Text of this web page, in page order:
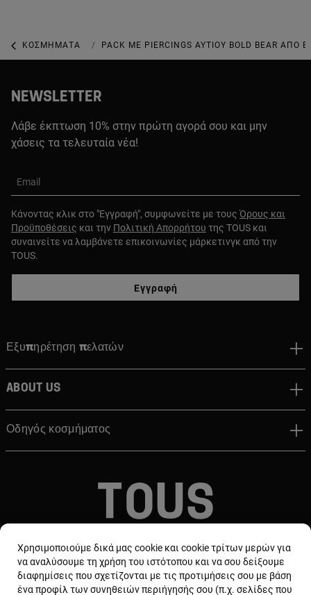
ΚΟΣΜΉΜΑΤΑ ΕΠΙΣΜΑΛΤΩΜΈΝΑ ΚΟΣΜΉΜΑΤΑ
PACK ΜΕ PIERCINGS ΑΥΤΙΟΎ BOLD BEAR
NEWSLETTER
Λάβε έκπτωση 10% στην πρώτη αγορά σου και μην
χάσεις τα τελευταία νέα!
Email
Κάνοντας κλικ στο "Εγγραφή", συμφωνείτε με τους Όρους και
Προϋποθέσεις και την Πολιτική Απορρήτου της TOUS και
συναινείτε να λαμβάνετε επικοινωνίες μάρκετινγκ από την
TOUS.
Εγγραφή
Εξυπηρέτηση πελατών
About us
Οδηγός κοσμήματος
Χρησιμοποιούμε δικά μας cookie και cookie τρίτων μερών για
να αναλύσουμε τη χρήση του ιστότοπου και να σου δείξουμε
διαφημίσεις που σχετίζονται με τις προτιμήσεις σου με βάση
ένα προφίλ των συνηθειών περιήγησής σου (π.χ. σελίδες που